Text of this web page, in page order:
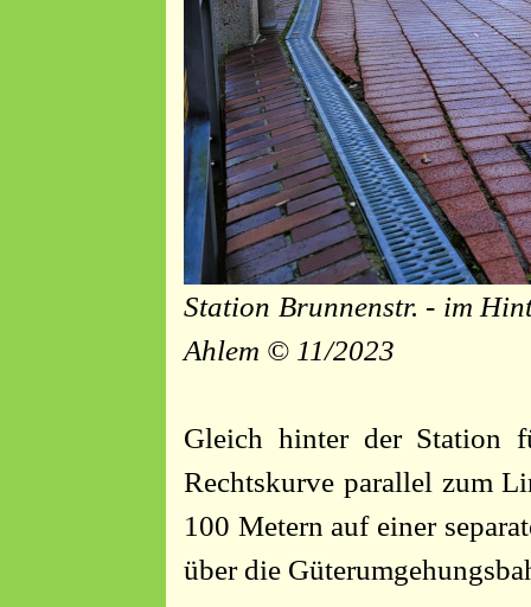
Station Brunnenstr. - im
Ahlem © 11/2023
Gleich hinter der Station
Rechtskurve parallel zum
100 Metern auf einer
über die